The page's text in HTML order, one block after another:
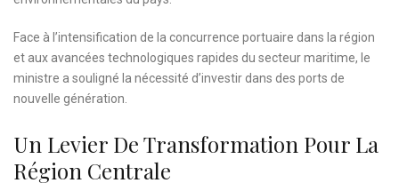
Face à l’intensification de la concurrence portuaire dans la région
et aux avancées technologiques rapides du secteur maritime, le
ministre a souligné la nécessité d’investir dans des ports de
nouvelle génération.
Un Levier De Transformation Pour La
Région Centrale